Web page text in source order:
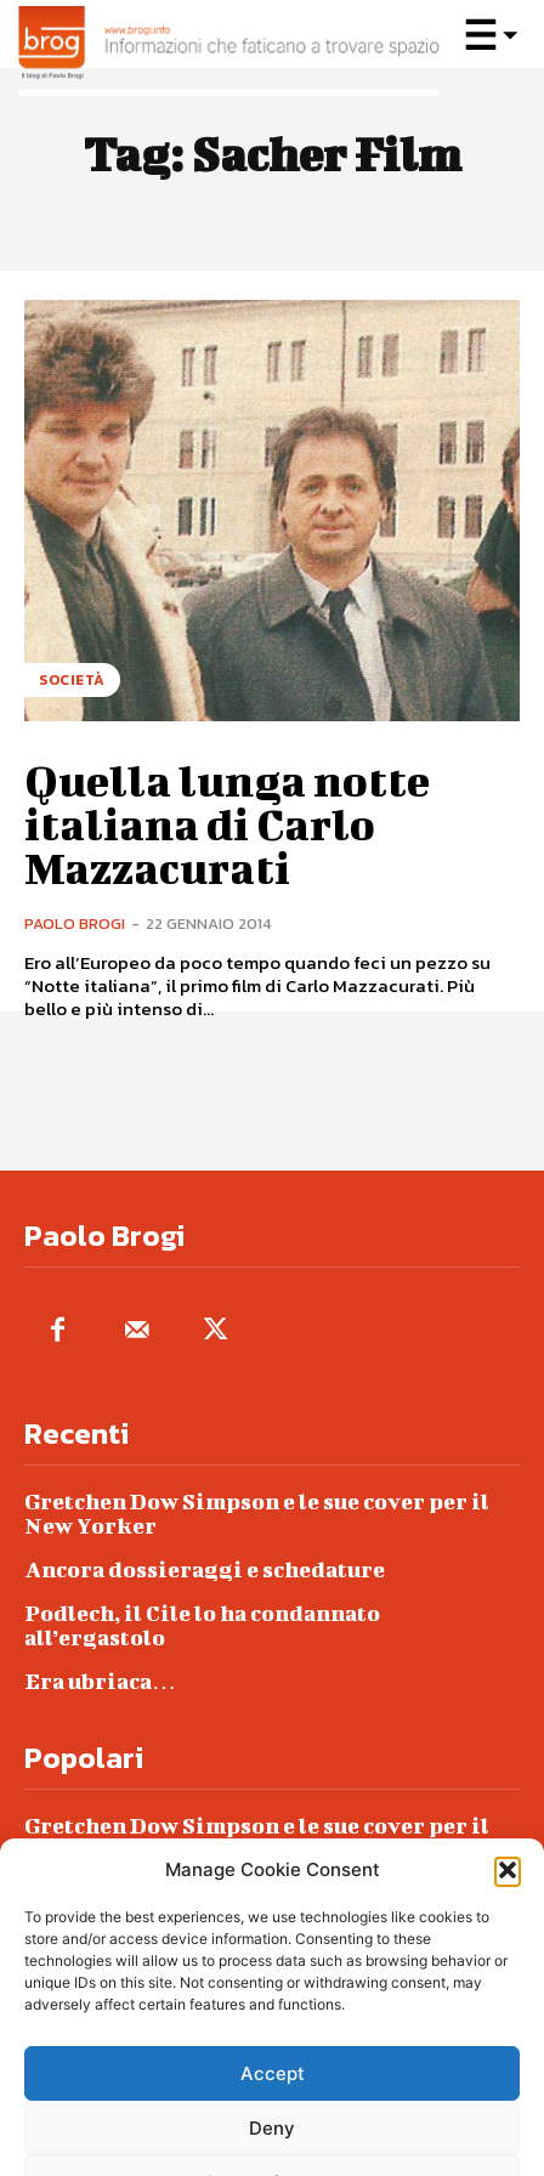
Manage Cookie Consent
To provide the best experiences, we use technologies like cookies to
store and/or access device information. Consenting to these
technologies will allow us to process data such as browsing behavior or
unique IDs on this site. Not consenting or withdrawing consent, may
adversely affect certain features and functions.
Accept
Deny
Tag: Sacher Film
SOCIETÀ
Quella lunga notte
italiana di Carlo
Mazzacurati
PAOLO BROGI - 22 GENNAIO 2014
Ero all’Europeo da poco tempo quando feci un pezzo su
“Notte italiana”, il primo film di Carlo Mazzacurati. Più
bello e più intenso di...
Paolo Brogi
Recenti
Gretchen Dow Simpson e le sue cover per il
New Yorker
Ancora dossieraggi e schedature
Podlech, il Cile lo ha condannato
all’ergastolo
Era ubriaca…
Popolari
Gretchen Dow Simpson e le sue cover per il
Podlech, il Cile lo ha condannato
all’ergastolo
Era ubriaca…
© tagDiv - All rights reserved. Made with